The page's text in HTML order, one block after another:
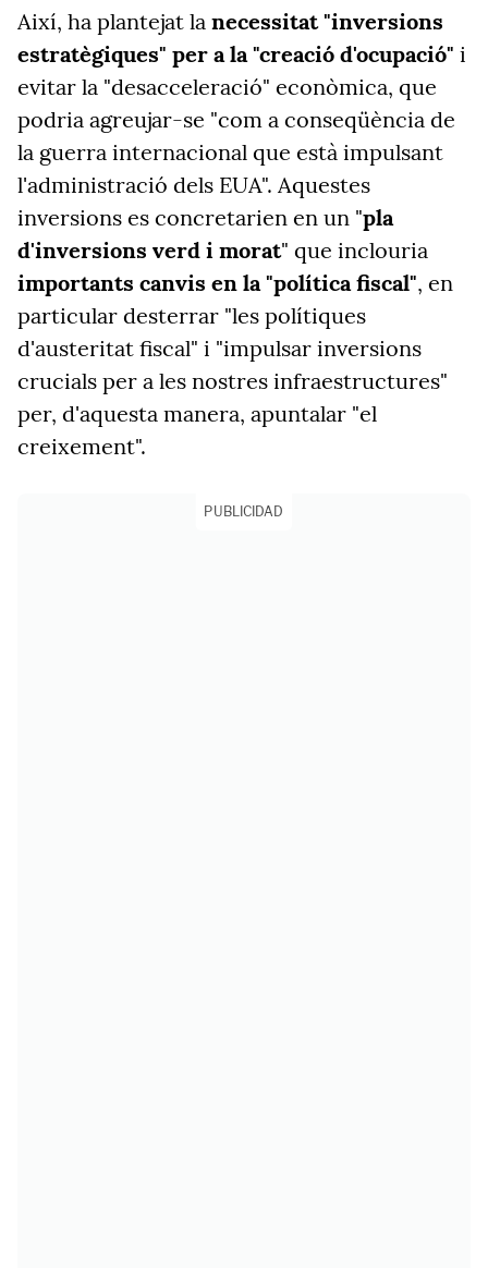
Així, ha plantejat la necessitat "inversions
estratègiques" per a la "creació d'ocupació" i
evitar la "desacceleració" econòmica, que
podria agreujar-se "com a conseqüència de
la guerra internacional que està impulsant
l'administració dels EUA". Aquestes
inversions es concretarien en un "pla
d'inversions verd i morat" que inclouria
importants canvis en la "política fiscal", en
particular desterrar "les polítiques
d'austeritat fiscal" i "impulsar inversions
crucials per a les nostres infraestructures"
per, d'aquesta manera, apuntalar "el
creixement".
PUBLICIDAD